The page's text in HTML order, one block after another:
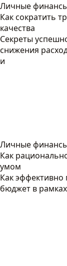
Личные
Как сократить
качества
Секреты
снижения
и
Личные
Как
умом
Как эффективно
бюджет в